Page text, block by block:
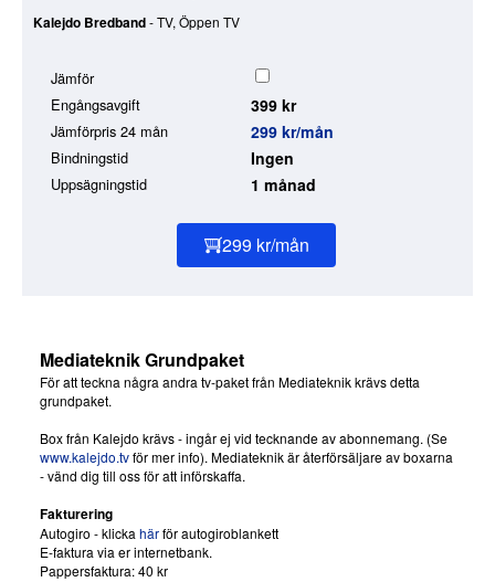
Kalejdo Bredband- TV, Öppen TV
Jämför
Engångsavgift
399 kr
Jämförpris 24 mån 299 kr/mån
Bindningstid Ingen
Uppsägningstid 1 månad
299 kr/mån
Mediateknik Grundpaket
För att teckna några andra tv-paket från Mediateknik krävs detta
grundpaket.
Box från Kalejdo krävs - ingår ej vid tecknande av abonnemang. (Se
www.kalejdo.tvför mer info). Mediateknik är återförsäljare av boxarna
- vänd dig till oss för att införskaffa.
Fakturering
Autogiro - klicka härför autogiroblankett
E-faktura via er internetbank.
Pappersfaktura: 40 kr